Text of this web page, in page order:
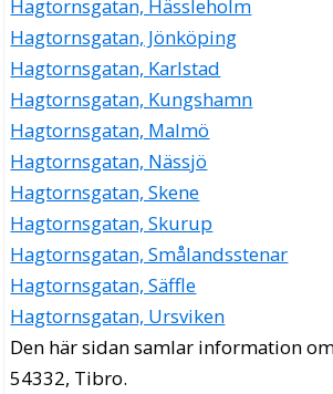
Hagtornsgatan, Hässleholm
Hagtornsgatan, Jönköping
Hagtornsgatan, Karlstad
Hagtornsgatan, Kungshamn
Hagtornsgatan, Malmö
Hagtornsgatan, Nässjö
Hagtornsgatan, Skene
Hagtornsgatan, Skurup
Hagtornsgatan, Smålandsstenar
Hagtornsgatan, Säffle
Hagtornsgatan, Ursviken
Den här sidan samlar information
54332, Tibro.